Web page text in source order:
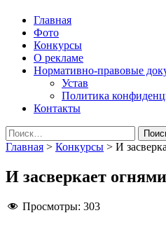
Народная трибуна
Калининская районная газета
Главная
Фото
Конкурсы
О рекламе
Нормативно-правовые
Устав
Политика
Контакты
Найти:
Главная > Конкурсы > И
И засверкает
Просмотры: 303